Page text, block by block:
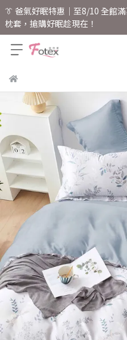
👔 爸氣好眠特惠｜至8/10 全館
枕套，搶購好眠趁現在！